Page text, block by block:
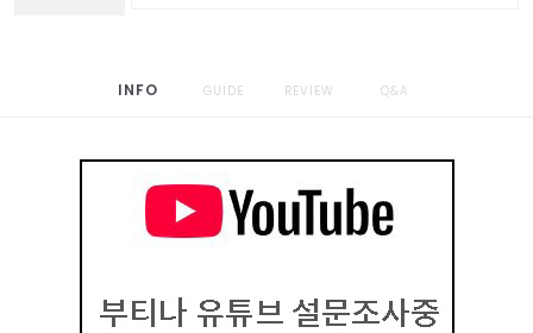
INFO GUIDE REVIEW Q&A